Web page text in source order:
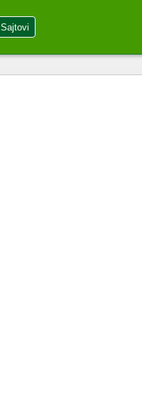
Sajtovi